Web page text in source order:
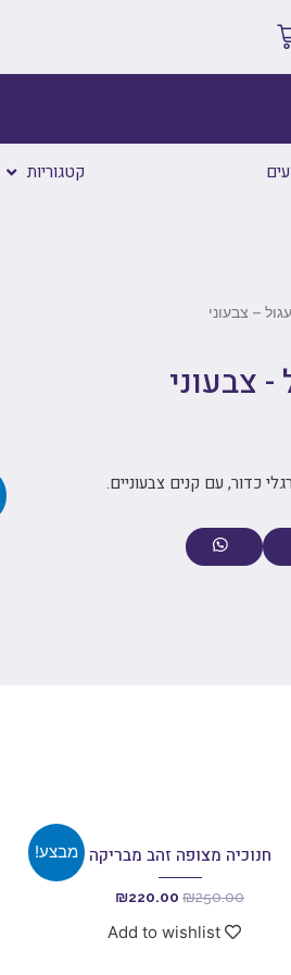
קטגוריות
– צבעוני
- צבעוני
כדור, עם קנים צבעוניים.
מבצע! חנוכיה מצופה זהב מבריקה
₪250.00
₪220.00
Add to wishlist